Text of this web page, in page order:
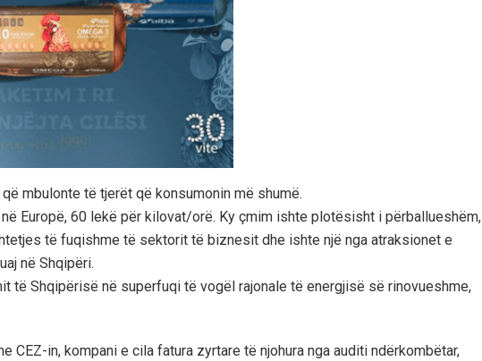
mbulonte të tjerët që konsumonin më shumë.
Europë, 60 lekë për kilovat/orë. Ky çmim ishte plotësisht i përballueshëm,
të fuqishme të sektorit të biznesit dhe ishte një nga atraksionet e
në Shqipëri.
të Shqipërisë në superfuqi të vogël rajonale të energjisë së rinovueshme,
CEZ-in, kompani e cila fatura zyrtare të njohura nga auditi ndërkombëtar,